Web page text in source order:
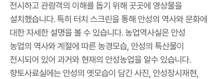
전시하고 관람객의 이해를 돕기 위해 곳곳에 영상물을
설치했습니다. 특히 터치 스크린을 통해 안성의 역사와 문화에
대한 자세한 설명을 볼 수 있습니다. 농업역사실은 안성
농업의 역사와 계절에 따른 농경모습, 안성의 특산물이
전시되어 있어 과거와 현재의 안성농업을 알수 있습니다.
향토사료실에는 안성의 옛모습이 담긴 사진, 안성장시재현,